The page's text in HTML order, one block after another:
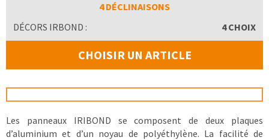
4 DÉCLINAISONS
DÉCORS IRBOND :
4 CHOIX
CHOISIR UN ARTICLE
Les panneaux IRIBOND se composent de deux plaques
d’aluminium et d’un noyau de polyéthylène. La facilité de